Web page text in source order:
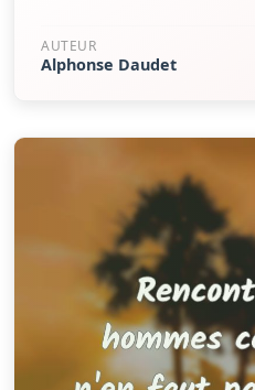
AUTEUR
Alphonse Daudet